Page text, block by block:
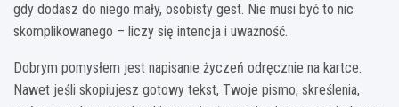
gdy dodasz do niego mały, osobisty gest. Nie musi być to nic
skomplikowanego – liczy się intencja i uważność.
Dobrym pomysłem jest napisanie życzeń odręcznie na kartce.
Nawet jeśli skopiujesz gotowy tekst, Twoje pismo, skreślenia,